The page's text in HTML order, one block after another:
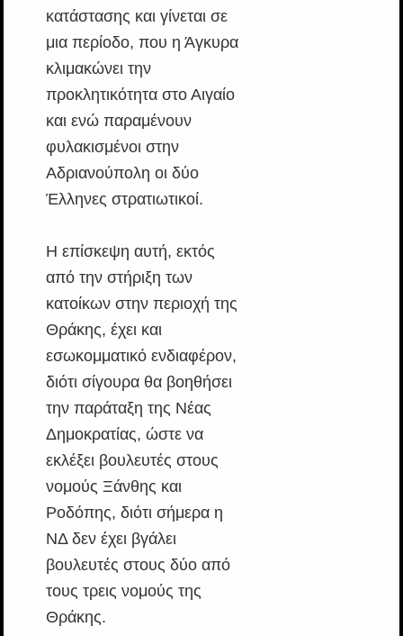
κατάστασης και γίνεται σε
μια περίοδο, που η Άγκυρα
κλιμακώνει την
προκλητικότητα στο Αιγαίο
και ενώ παραμένουν
φυλακισμένοι στην
Αδριανούπολη οι δύο
Έλληνες στρατιωτικοί.
Η επίσκεψη αυτή, εκτός
από την στήριξη των
κατοίκων στην περιοχή της
Θράκης, έχει και
εσωκομματικό ενδιαφέρον,
διότι σίγουρα θα βοηθήσει
την παράταξη της Νέας
Δημοκρατίας, ώστε να
εκλέξει βουλευτές στους
νομούς Ξάνθης και
Ροδόπης, διότι σήμερα η
ΝΔ δεν έχει βγάλει
βουλευτές στους δύο από
τους τρεις νομούς της
Θράκης.